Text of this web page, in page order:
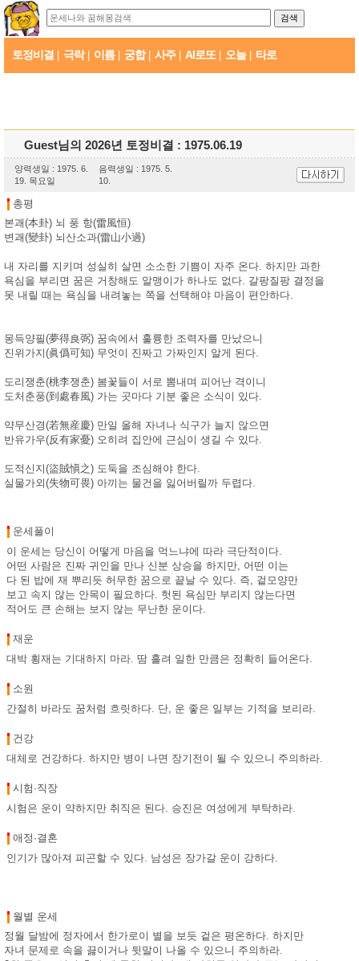
토정비결 극락 이름 궁합 사주 AI로또 오늘 타로
Guest님의 2026년 토정비결 : 1975.06.19
양력생일 : 1975. 6.
19. 목요일
음력생일 : 1975. 5.
10.
총평
본괘(本卦) 뇌 풍 항(雷風恒)
변괘(變卦) 뇌산소과(雷山小過)
내 자리를 지키며 성실히 살면 소소한 기쁨이 자주 온다. 하지만 과한
욕심을 부리면 꿈은 거창해도 알맹이가 하나도 없다. 갈팡질팡 결정을
못 내릴 때는 욕심을 내려놓는 쪽을 선택해야 마음이 편안하다.
몽득양필(夢得良弼) 꿈속에서 훌륭한 조력자를 만났으니
진위가지(眞僞可知) 무엇이 진짜고 가짜인지 알게 된다.
도리쟁춘(桃李쟁춘) 봄꽃들이 서로 뽐내며 피어난 격이니
도처춘풍(到處春風) 가는 곳마다 기분 좋은 소식이 있다.
약무산경(若無産慶) 만일 올해 자녀나 식구가 늘지 않으면
반유가우(反有家憂) 오히려 집안에 근심이 생길 수 있다.
도적신지(盜賊愼之) 도둑을 조심해야 한다.
실물가외(失物可畏) 아끼는 물건을 잃어버릴까 두렵다.
운세풀이
이 운세는 당신이 어떻게 마음을 먹느냐에 따라 극단적이다.
어떤 사람은 진짜 귀인을 만나 신분 상승을 하지만, 어떤 이는
다 된 밥에 재 뿌리듯 허무한 꿈으로 끝날 수 있다. 즉, 겉모양만
보고 속지 않는 안목이 필요하다. 헛된 욕심만 부리지 않는다면
적어도 큰 손해는 보지 않는 무난한 운이다.
재운
대박 횡재는 기대하지 마라. 땀 흘려 일한 만큼은 정확히 들어온다.
소원
간절히 바라도 꿈처럼 흐릿하다. 단, 운 좋은 일부는 기적을 보리라.
건강
대체로 건강하다. 하지만 병이 나면 장기전이 될 수 있으니 주의하라.
시험·직장
시험은 운이 약하지만 취직은 된다. 승진은 여성에게 부탁하라.
애정·결혼
인기가 많아져 피곤할 수 있다. 남성은 장가갈 운이 강하다.
월별 운세
정월 달밤에 정자에서 한가로이 별을 보듯 겉은 평온하다. 하지만
자녀 문제로 속을 끓이거나 뒷말이 나올 수 있으니 주의하라.